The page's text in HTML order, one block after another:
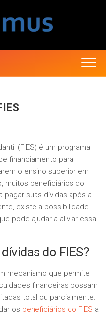
(FIES) é um programa
financiamento para
o ensino superior em
muitos beneficiários do
pagar suas dívidas após a
existe a possibilidade
pode ajudar a aliviar essa
do FIES?
mecanismo que permite
financeiras possam
total ou parcialmente.
os beneficiários do FIES a